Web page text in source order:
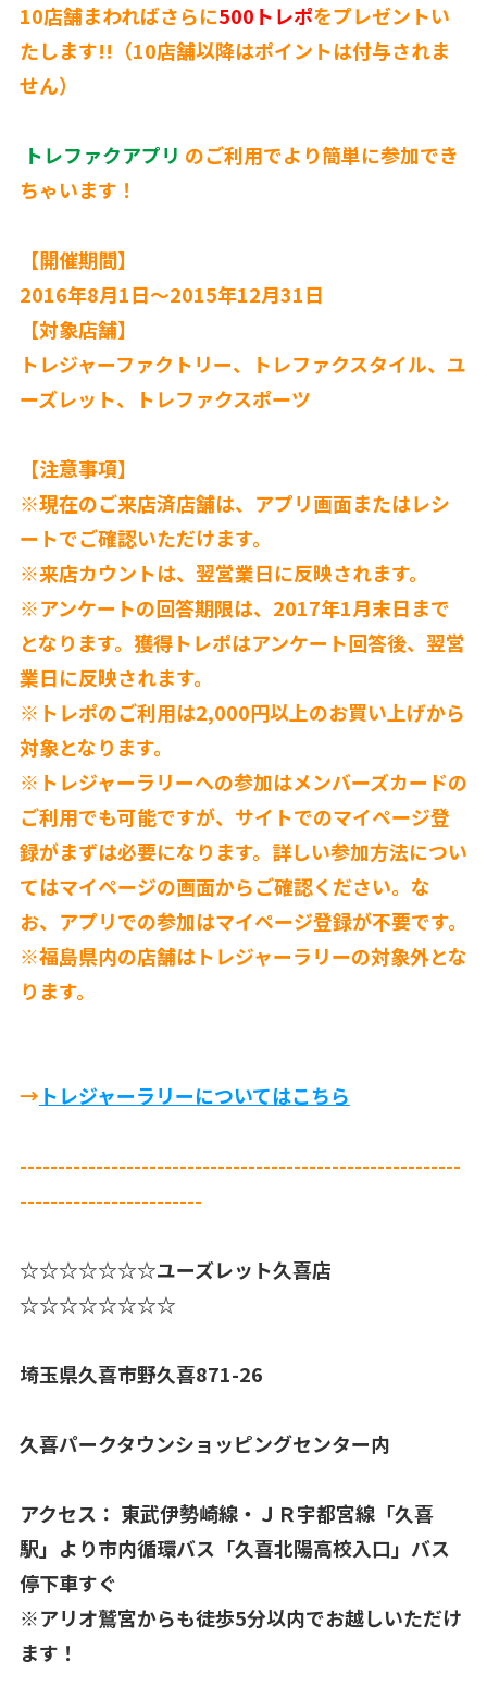
10店舗まわればさらに500トレポをプレゼントい
たします!!（10店舗以降はポイントは付与されま
せん）
トレファクアプリ のご利用でより簡単に参加でき
ちゃいます！
【開催期間】
2016年8月1日〜2015年12月31日
【対象店舗】
トレジャーファクトリー、トレファクスタイル、ユ
ーズレット、トレファクスポーツ
【注意事項】
※現在のご来店済店舗は、アプリ画面またはレシ
ートでご確認いただけます。
※来店カウントは、翌営業日に反映されます。
※アンケートの回答期限は、2017年1月末日まで
となります。獲得トレポはアンケート回答後、翌営
業日に反映されます。
※トレポのご利用は2,000円以上のお買い上げから
対象となります。
※トレジャーラリーへの参加はメンバーズカードの
ご利用でも可能ですが、サイトでのマイページ登
録がまずは必要になります。詳しい参加方法につい
てはマイページの画面からご確認ください。な
お、アプリでの参加はマイページ登録が不要です。
※福島県内の店舗はトレジャーラリーの対象外とな
ります。
→ トレジャーラリーについてはこちら
----------------------------------------------------------
------------------------
☆☆☆☆☆☆☆ユーズレット久喜店
☆☆☆☆☆☆☆☆
埼玉県久喜市野久喜871-26
久喜パークタウンショッピングセンター内
アクセス： 東武伊勢崎線・ＪＲ宇都宮線「久喜
駅」より市内循環バス「久喜北陽高校入口」バス
停下車すぐ
※アリオ鷲宮からも徒歩5分以内でお越しいただけ
ます！